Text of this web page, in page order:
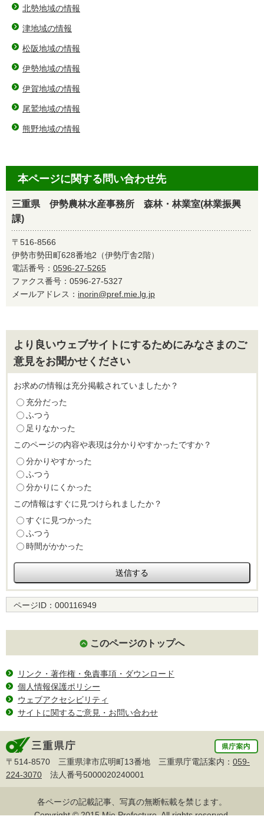
北勢地域の情報
津地域の情報
松阪地域の情報
伊勢地域の情報
伊賀地域の情報
尾鷲地域の情報
熊野地域の情報
本ページに関する問い合わせ先
三重県 伊勢農林水産事務所 森林・林業室(林業振興
課)
〒516-8566
伊勢市勢田町628番地2（伊勢庁舎2階）
電話番号： 0596-27-5265
ファクス番号：0596-27-5327
メールアドレス： inorin@pref.mie.lg.jp
より良いウェブサイトにするためにみなさまのご
意見をお聞かせください
お求めの情報は充分掲載されていましたか？
充分だった
ふつう
足りなかった
このページの内容や表現は分かりやすかったですか？
分かりやすかった
ふつう
分かりにくかった
この情報はすぐに見つけられましたか？
すぐに見つかった
ふつう
時間がかかった
ページID： 000116949
このページのトップへ
リンク・著作権・免責事項・ダウンロード
個人情報保護ポリシー
ウェブアクセシビリティ
サイトに関するご意見・お問い合わせ
〒514-8570 三重県津市広明町13番地 三重県庁電話案内： 059-
224-3070 法人番号5000020240001
各ページの記載記事、写真の無断転載を禁じます。
Copyright © 2015 Mie Prefecture, All rights reserved.